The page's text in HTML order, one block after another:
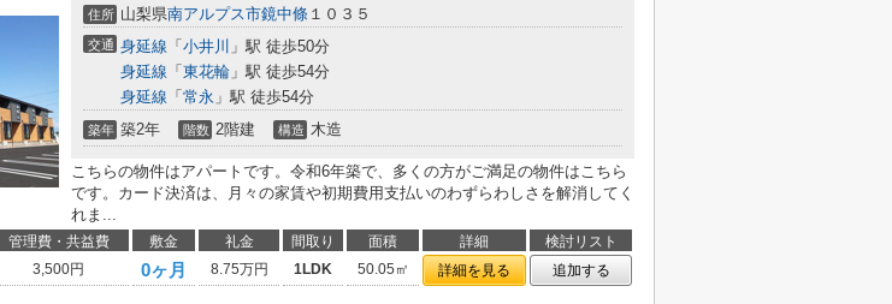
住所 山梨県南アルプス市鏡中條 １０３５
交通 身延線 「 小井川 」駅 徒歩50分
身延線 「 東花輪 」駅 徒歩54分
身延線 「 常永 」駅 徒歩54分
築年 築2年 階数 2階建 構造 木造
こちらの物件はアパートです。令和6年築で、多くの方がご満足の物件はこちら
です。カード決済は、月々の家賃や初期費用支払いのわずらわしさを解消してく
れま...
管理費・共益費 敷金 礼金 間取り 面積 詳細
検討リスト
3,500円 0ヶ月 8.75万円 1LDK 50.05㎡ 詳細を見る 追加する